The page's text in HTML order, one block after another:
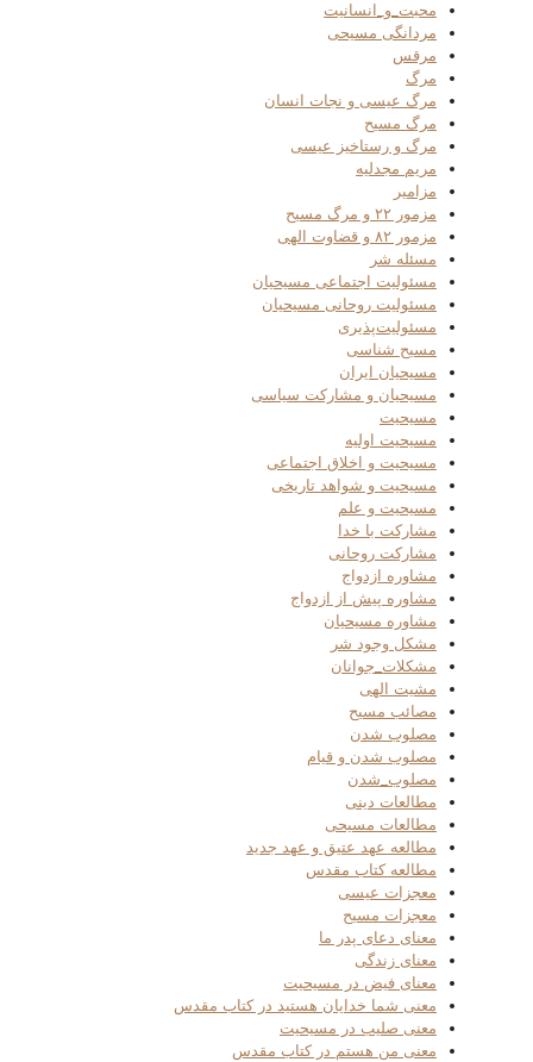
محبت_و_انسانیت
مردانگی مسیحی
مرقس
مرگ
مرگ عیسی و نجات انسان
مرگ مسیح
مرگ و رستاخیز عیسی
مریم مجدلیه
مزامیر
مزمور ۲۲ و مرگ مسیح
مزمور ۸۲ و قضاوت الهی
مسئله شر
مسئولیت اجتماعی مسیحیان
مسئولیت روحانی مسیحیان
مسئولیت‌پذیری
مسیح شناسی
مسیحیان ایران
مسیحیان و مشارکت سیاسی
مسیحیت
مسیحیت اولیه
مسیحیت و اخلاق اجتماعی
مسیحیت و شواهد تاریخی
مسیحیت و علم
مشارکت با خدا
مشارکت روحانی
مشاوره ازدواج
مشاوره پیش از ازدواج
مشاوره مسیحیان
مشکل وجود شر
مشکلات_جوانان
مشیت الهی
مصائب مسیح
مصلوب شدن
مصلوب شدن و قیام
مصلوب_شدن
مطالعات دینی
مطالعات مسیحی
مطالعه عهد عتیق و عهد جدید
مطالعه کتاب مقدس
معجزات عیسی
معجزات مسیح
معنای دعای پدر ما
معنای زندگی
معنای فیض در مسیحیت
معنی شما خدایان هستید در کتاب مقدس
معنی صلیب در مسیحیت
معنی من هستم در کتاب مقدس